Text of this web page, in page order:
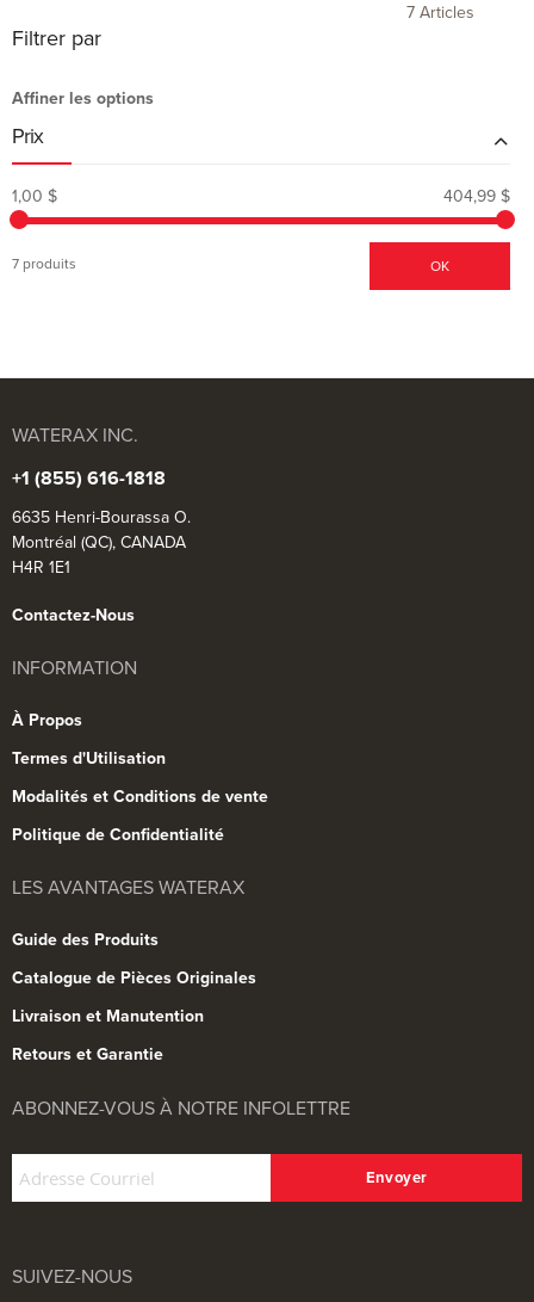
Filtrer par
Affiner les options
Prix
1,00 $ 404,99 $
7 produits OK
7 Articles
WATERAX INC.
+1 (855) 616-1818
6635 Henri-Bourassa O.
Montréal (QC), CANADA
H4R 1E1
Contactez-Nous
INFORMATION
À Propos
Termes d'Utilisation
Modalités et Conditions de vente
Politique de Confidentialité
LES AVANTAGES WATERAX
Guide des Produits
Catalogue de Pièces Originales
Livraison et Manutention
Retours et Garantie
ABONNEZ-VOUS À NOTRE INFOLETTRE
SUIVEZ-NOUS